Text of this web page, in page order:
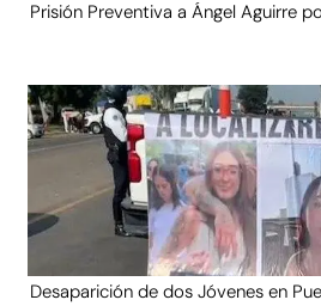
Prisión Preventiva a Ángel Aguirre
Desaparición de dos Jóvenes en